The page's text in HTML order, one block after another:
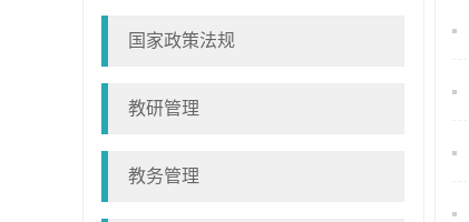
国家政策法规
教研管理
教务管理